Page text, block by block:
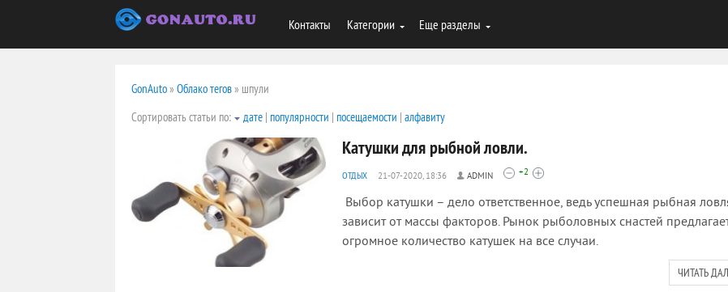
Контакты Категории Еще разделы
GonAuto» Облако тегов» шпули
Сортировать статьи по:
дате | популярности | посещаемости | алфавиту
Катушки для рыбной ловли.
ОТДЫХ 21-07-2020, 18:36 ADMIN +2
Выбор катушки – дело ответственное, ведь успешная рыбная
зависит от массы факторов. Рынок рыболовных снастей
огромное количество катушек на все случаи.
ЧИТАТЬ